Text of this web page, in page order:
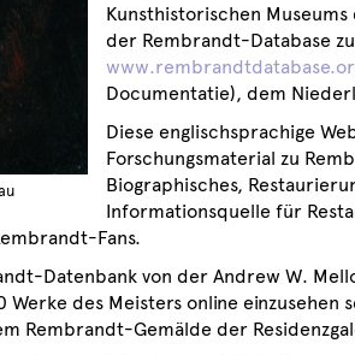
Kunsthistorischen
der Rembrandt-Database
Documentatie), dem
Diese englischsprachige
Forschungsmaterial zu
Biographisches,
Informationsquelle für
Fans.
Datenbank von der Andrew W.
des Meisters online einzusehen
Rembrandt-Gemälde der